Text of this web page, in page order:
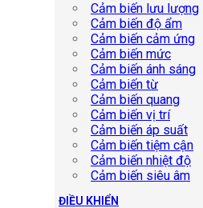
Cảm biến lưu lượng
Cảm biến độ ẩm
Cảm biến cảm ứng
Cảm biến mức
Cảm biến ánh sáng
Cảm biến từ
Cảm biến quang
Cảm biến vị trí
Cảm biến áp suất
Cảm biến tiệm cận
Cảm biến nhiệt độ
Cảm biến siêu âm
ĐIỀU KHIỂN